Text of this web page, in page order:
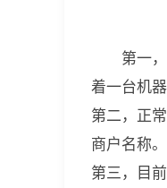
第一
着一台机
第二，正
商户名称
第三，目